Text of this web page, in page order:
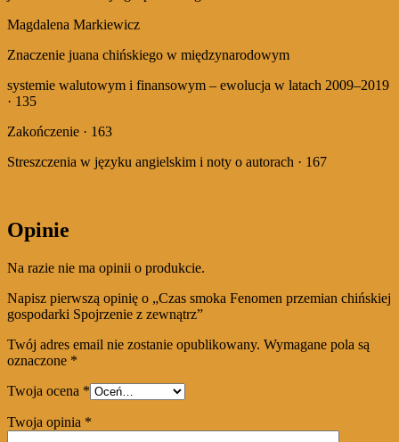
Magdalena Markiewicz
Znaczenie juana chińskiego w międzynarodowym
systemie walutowym i finansowym – ewolucja w latach 2009–2019
· 135
Zakończenie · 163
Streszczenia w języku angielskim i noty o autorach · 167
Opinie
Na razie nie ma opinii o produkcie.
Napisz pierwszą opinię o „Czas smoka Fenomen przemian chińskiej
gospodarki Spojrzenie z zewnątrz”
Twój adres email nie zostanie opublikowany. Wymagane pola są
oznaczone *
Twoja ocena *
Twoja opinia *